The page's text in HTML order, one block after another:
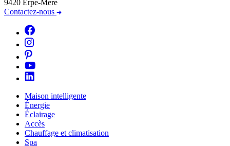
9420 Erpe-Mere
Contactez-nous
Maison intelligente
Énergie
Éclairage
Accès
Chauffage et climatisation
Spa